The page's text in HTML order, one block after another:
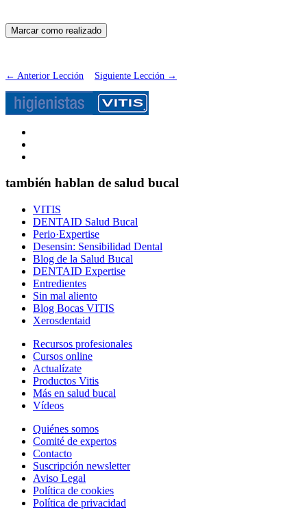
← Anterior Lección Siguiente Lección →
también hablan de salud bucal
VITIS
DENTAID Salud Bucal
Perio·Expertise
Desensin: Sensibilidad Dental
Blog de la Salud Bucal
DENTAID Expertise
Entredientes
Sin mal aliento
Blog Bocas VITIS
Xerosdentaid
Recursos profesionales
Cursos online
Actualízate
Productos Vitis
Más en salud bucal
Vídeos
Quiénes somos
Comité de expertos
Contacto
Suscripción newsletter
Aviso Legal
Política de cookies
Política de privacidad